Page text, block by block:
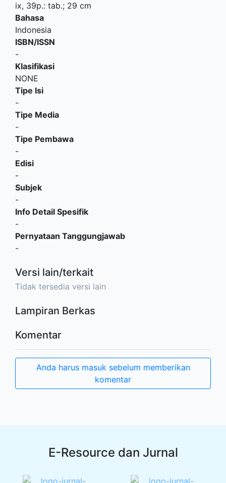
ix, 39p.: tab.; 29 cm
Bahasa
Indonesia
ISBN/ISSN
-
Klasifikasi
NONE
Tipe Isi
-
Tipe Media
-
Tipe Pembawa
-
Edisi
-
Subjek
-
Info Detail Spesifik
-
Pernyataan Tanggungjawab
-
Versi lain/terkait
Tidak tersedia versi lain
Lampiran Berkas
Komentar
Anda harus masuk sebelum memberikan
komentar
E-Resource dan Jurnal